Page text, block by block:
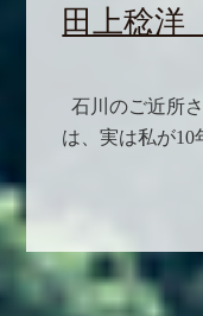
田上稔洋
石川のご近所
は、実は私が10